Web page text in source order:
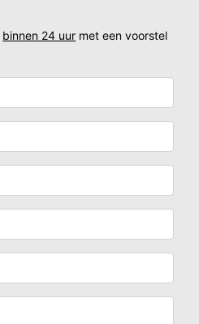
binnen 24 uur met een voorstel